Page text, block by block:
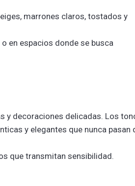
marrones claros, tostados y
en espacios donde se busca
y decoraciones delicadas. Los
y elegantes que nunca pasan
que transmitan sensibilidad.